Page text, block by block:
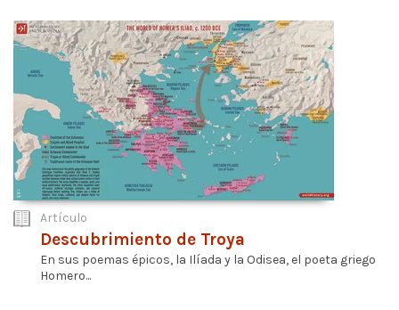
Artículo
Descubrimiento de Troya
En sus poemas épicos, la Ilíada y la Odisea, el poeta griego
Homero...